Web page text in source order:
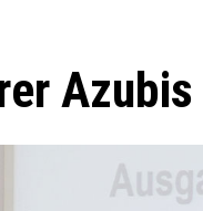
Azubis